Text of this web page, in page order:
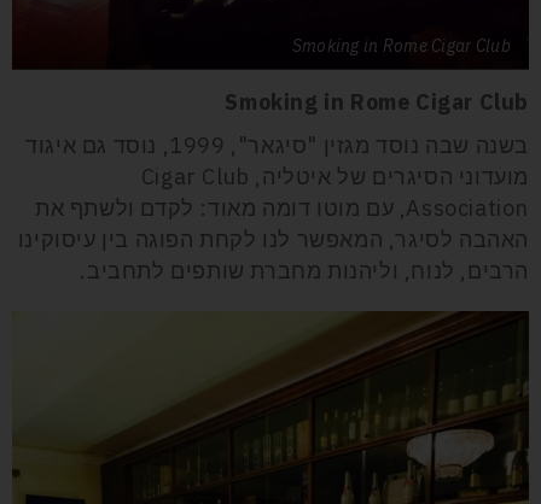
Smoking in Rome Cigar Club
Smoking in Rome Cigar Club
בשנה שבה נוסד מגזין "סיגאר", 1999, נוסד גם איגוד
מועדוני הסיגרים של איטליה, Cigar Club
Association, עם מוטו דומה מאוד: לקדם ולשתף את
האהבה לסיגר, המאפשר לנו לקחת הפוגה בין עיסוקינו
הרבים, לנוח, וליהנות מחברת שותפים לתחביב.